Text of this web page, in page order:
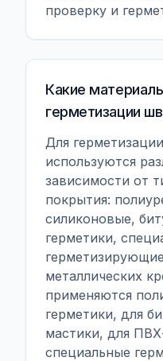
проверку и
Какие
герметизации
Для
используются
зависимости от
покрытия:
силиконовые,
герметики,
металлических
применяются
герметики, для
мастики, для
специальные